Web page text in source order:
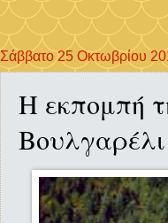
Σάββατο 25 Οκτωβρίου
H εκπομπή